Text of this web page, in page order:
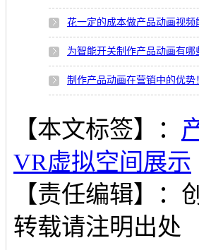
花一定的成本做产品动画视频
为智能开关制作产品动画有哪
制作产品动画在营销中的优势
【本文标签】：
VR虚拟空间展示
【责任编辑】：
转载请注明出处